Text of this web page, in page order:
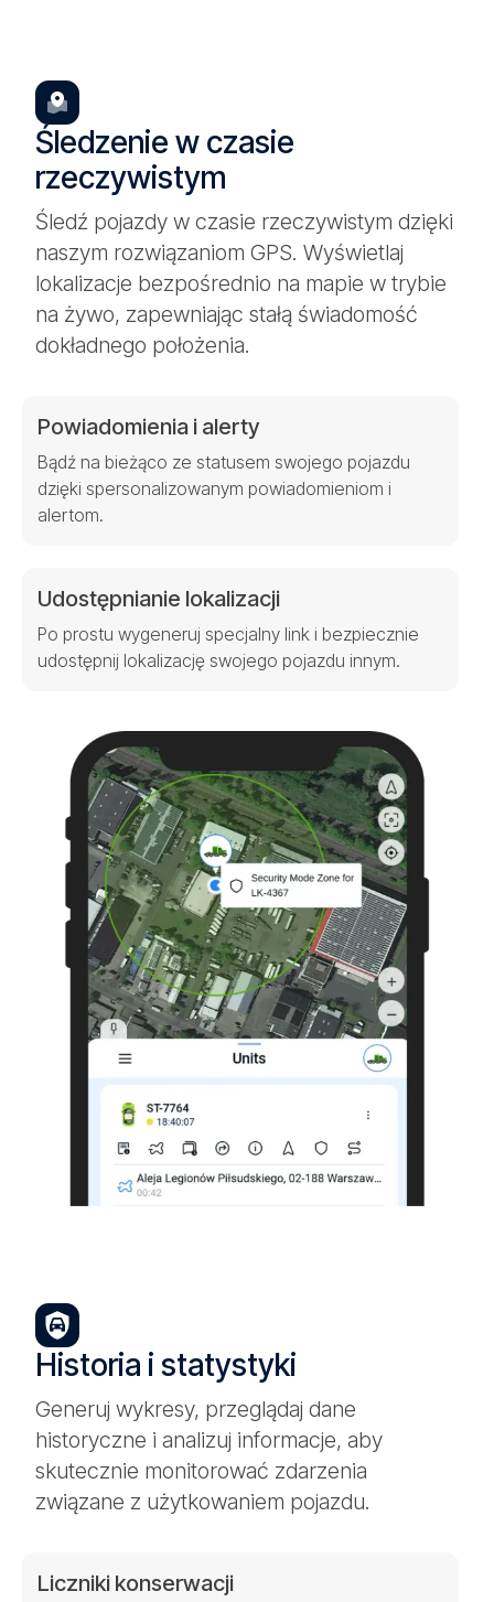
Śledzenie w czasie
rzeczywistym
Śledź pojazdy w czasie rzeczywistym dzięki
naszym rozwiązaniom GPS. Wyświetlaj
lokalizacje bezpośrednio na mapie w trybie
na żywo, zapewniając stałą świadomość
dokładnego położenia.
Powiadomienia i alerty
Bądź na bieżąco ze statusem swojego pojazdu
dzięki spersonalizowanym powiadomieniom i
alertom.
Udostępnianie lokalizacji
Po prostu wygeneruj specjalny link i bezpiecznie
udostępnij lokalizację swojego pojazdu innym.
Historia i statystyki
Generuj wykresy, przeglądaj dane
historyczne i analizuj informacje, aby
skutecznie monitorować zdarzenia
związane z użytkowaniem pojazdu.
Liczniki konserwacji